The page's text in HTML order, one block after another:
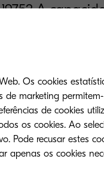
A
de
Os cookies
de marketing
de cookies
os cookies. Ao
Pode recusar estes
apenas os cookies